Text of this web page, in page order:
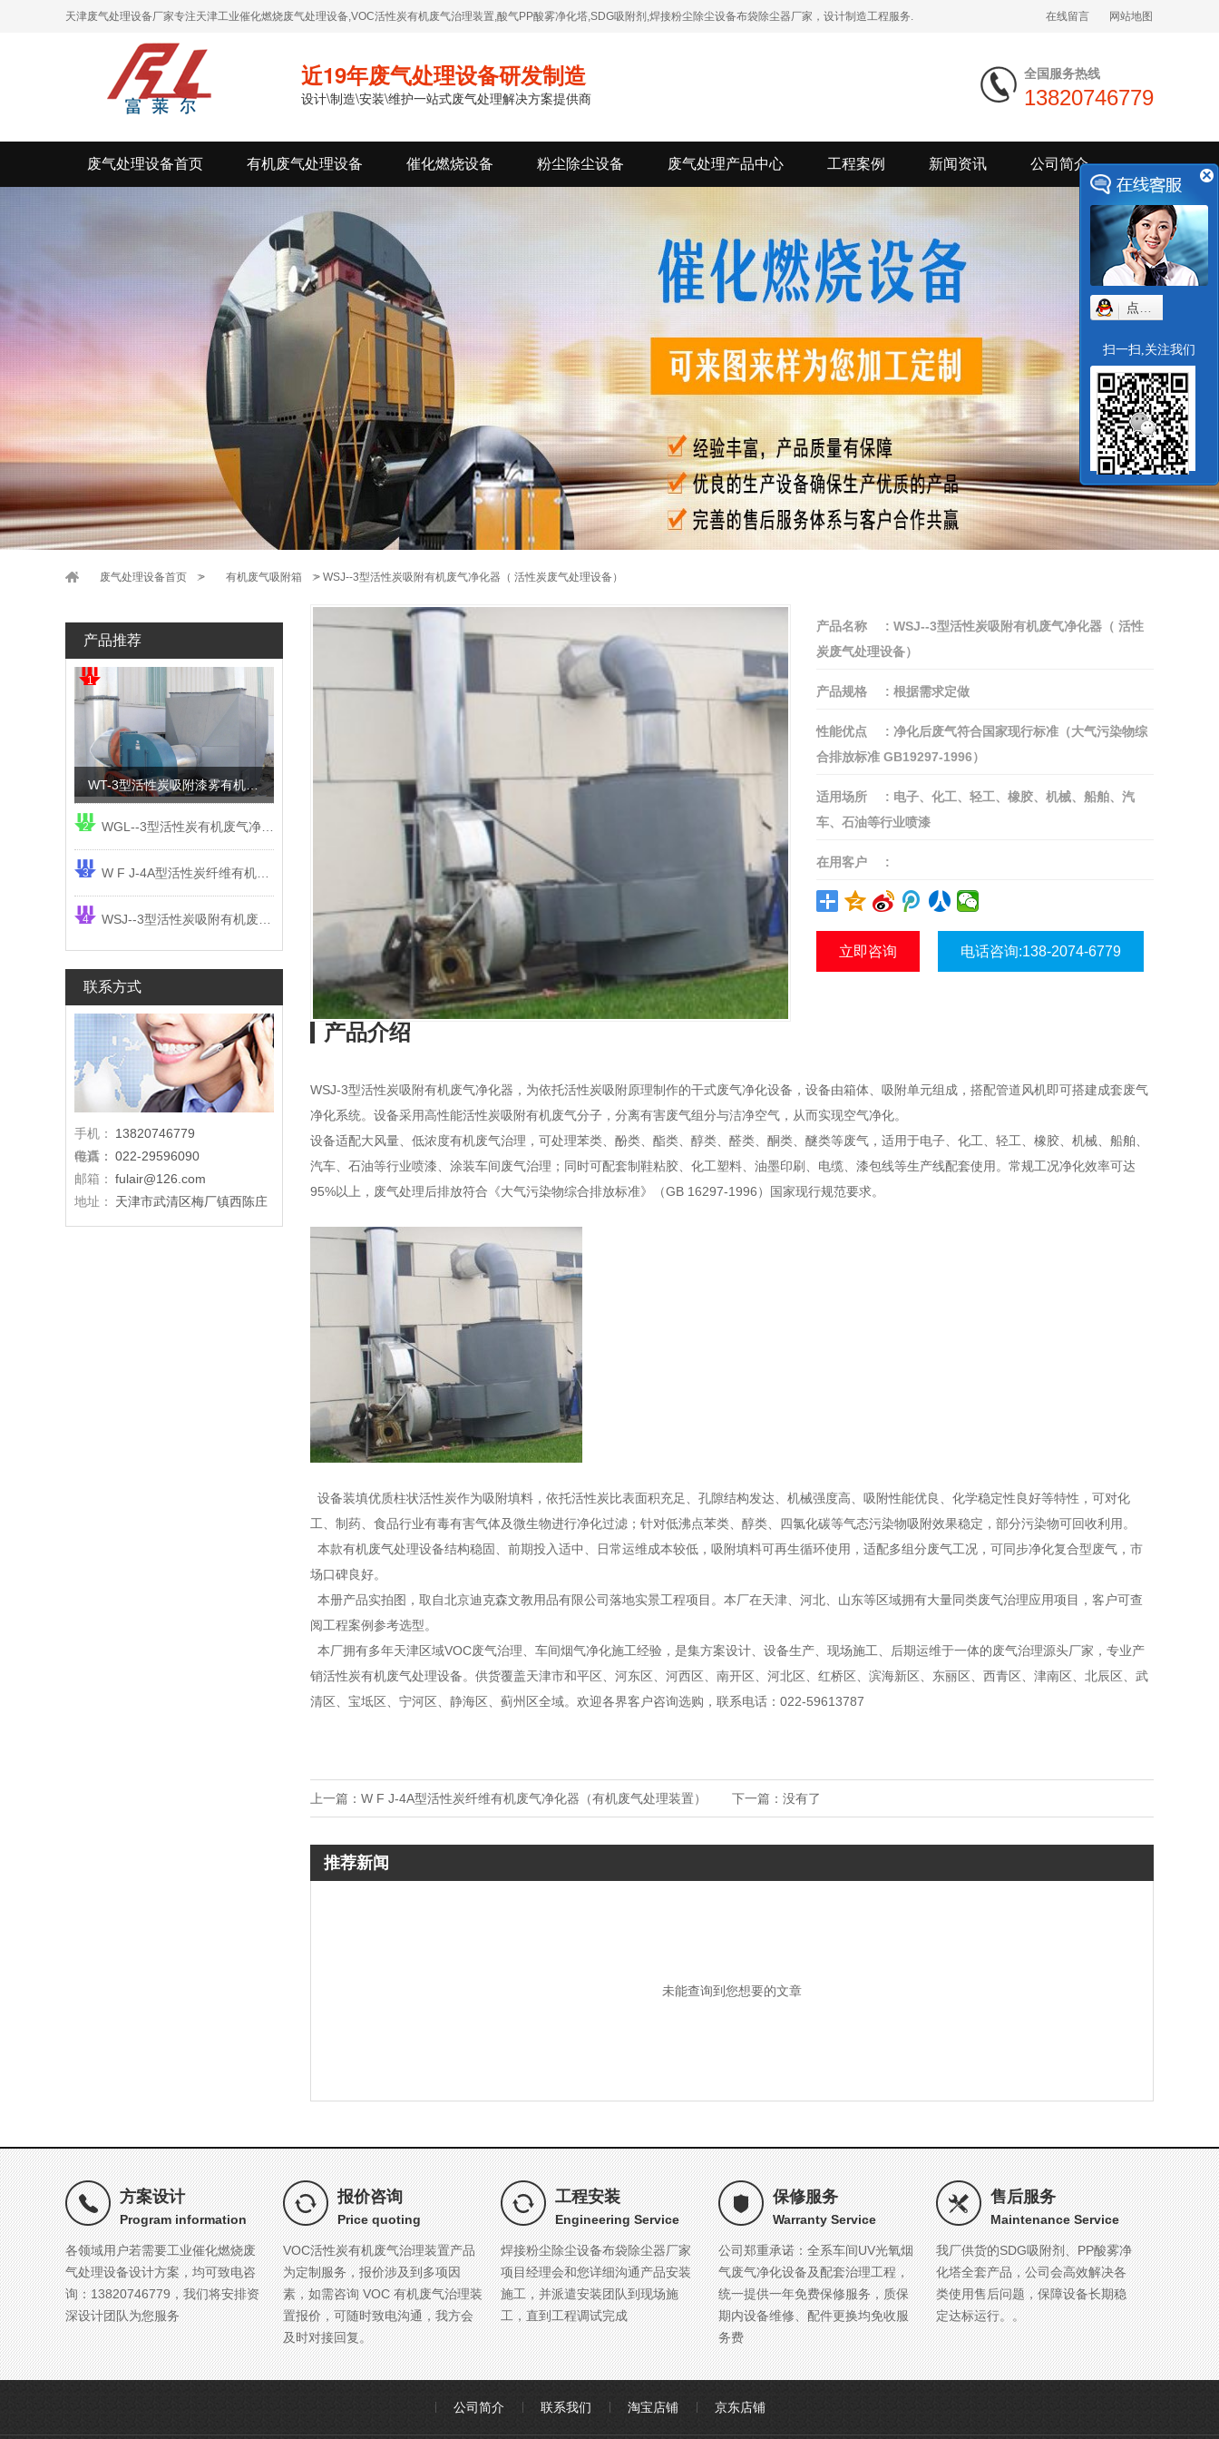
天津废气处理设备厂家专注天津工业催化燃烧废气处理设备,VOC活性炭有机废气治理装置,酸气PP酸雾净化塔,SDG吸附剂,焊接粉尘除尘设备布袋除尘器厂家，设计制造工程服务. 在线留言 网站地图
近19年废气处理设备研发制造
设计\制造\安装\维护一站式废气处理解决方案提供商
全国服务热线
13820746779
废气处理设备首页 有机废气处理设备 催化燃烧设备 粉尘除尘设备 废气处理产品中心 工程案例 新闻资讯 公司简介
废气处理设备首页 > 有机废气吸附箱 > WSJ--3型活性炭吸附有机废气净化器（ 活性炭废气处理设备）
产品推荐
1
WT-3型活性炭吸附漆雾有机废气净化器
2
3
4
联系方式
手机：
13820746779
电话：
传真： 022-29596090
邮箱： fulair@126.com
地址：
天津市武清区梅厂镇西陈庄
产品名称 : WSJ--3型活性炭吸附有机废气净化器（ 活性
炭废气处理设备）
产品规格 : 根据需求定做
性能优点 : 净化后废气符合国家现行标准（大气污染物综
合排放标准 GB19297-1996）
适用场所 : 电子、化工、轻工、橡胶、机械、船舶、汽
车、石油等行业喷漆
在用客户 :
立即咨询 电话咨询:138-2074-6779
产品介绍
WSJ-3型活性炭吸附有机废气净化器 ，为依托活性炭吸附原理制作的干式废气净化设备，设备由箱体、吸附单元组成，搭配管道风机即可搭建成套废气
净化系统。设备采用高性能活性炭吸附有机废气分子，分离有害废气组分与洁净空气，从而实现空气净化。
设备适配大风量、低浓度有机废气治理，可处理苯类、酚类、酯类、醇类、醛类、酮类、醚类等废气，适用于电子、化工、轻工、橡胶、机械、船舶、
汽车、石油等行业喷漆、涂装车间废气治理；同时可配套制鞋粘胶、化工塑料、油墨印刷、电缆、漆包线等生产线配套使用。常规工况净化效率可达
95%以上，废气处理后排放符合《大气污染物综合排放标准》（GB 16297-1996）国家现行规范要求。
设备装填优质柱状活性炭作为吸附填料，依托活性炭比表面积充足、孔隙结构发达、机械强度高、吸附性能优良、化学稳定性良好等特性，可对化
工、制药、食品行业有毒有害气体及微生物进行净化过滤；针对低沸点苯类、醇类、四氯化碳等气态污染物吸附效果稳定，部分污染物可回收利用。
本款有机废气处理设备结构稳固、前期投入适中、日常运维成本较低，吸附填料可再生循环使用，适配多组分废气工况，可同步净化复合型废气，市
场口碑良好。
本册产品实拍图，取自北京迪克森文教用品有限公司落地实景工程项目。本厂在天津、河北、山东等区域拥有大量同类废气治理应用项目，客户可查
阅工程案例参考选型。
本厂拥有多年天津区域VOC废气治理、车间烟气净化施工经验，是集方案设计、设备生产、现场施工、后期运维于一体的废气治理源头厂家，专业产
销活性炭有机废气处理设备。供货覆盖天津市和平区、河东区、河西区、南开区、河北区、红桥区、滨海新区、东丽区、西青区、津南区、北辰区、武
清区、宝坻区、宁河区、静海区、蓟州区全域。欢迎各界客户咨询选购，联系电话：022-59613787
下一篇： 没有了
上一篇： W F J-4A型活性炭纤维有机废气净化器（有机废气处理装置）
推荐新闻
未能查询到您想要的文章
方案设计
Program information
各领域用户若需要工业催化燃烧废
气处理设备设计方案，均可致电咨
询：13820746779，我们将安排资
深设计团队为您服务
报价咨询
Price quoting
VOC活性炭有机废气治理装置产品
为定制服务，报价涉及到多项因
素，如需咨询 VOC 有机废气治理装
置报价，可随时致电沟通，我方会
及时对接回复。
工程安装
Engineering Service
焊接粉尘除尘设备布袋除尘器厂家
项目经理会和您详细沟通产品安装
施工，并派遣安装团队到现场施
工，直到工程调试完成
保修服务
Warranty Service
公司郑重承诺：全系车间UV光氧烟
气废气净化设备及配套治理工程，
统一提供一年免费保修服务，质保
期内设备维修、配件更换均免收服
务费
售后服务
Maintenance Service
我厂供货的SDG吸附剂、PP酸雾净
化塔全套产品，公司会高效解决各
类使用售后问题，保障设备长期稳
定达标运行。。
公司简介 联系我们 淘宝店铺 京东店铺
扫一扫,关注我们